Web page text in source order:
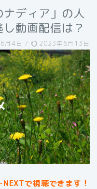
ディア」の人
動画配信は？
月4日 / 2023年6月13日
で視聴できます！